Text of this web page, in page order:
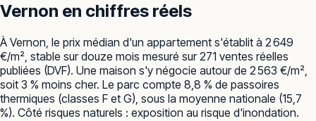
Vernon en chiffres réels
À Vernon, le prix médian d'un appartement s'établit à 2 649
€/m², stable sur douze mois mesuré sur 271 ventes réelles
publiées (DVF). Une maison s'y négocie autour de 2 563 €/m²,
soit 3 % moins cher. Le parc compte 8,8 % de passoires
thermiques (classes F et G), sous la moyenne nationale (15,7
%). Côté risques naturels : exposition au risque d'inondation.